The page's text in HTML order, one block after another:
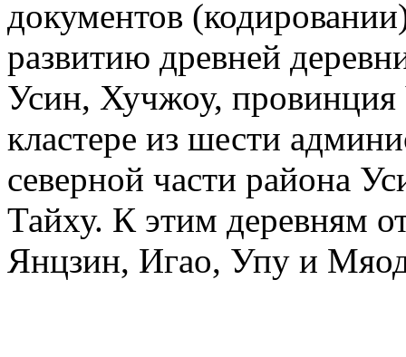
документов
развитию древней
Усин, Хучжоу,
кластере из шести
северной части района
Тайху. К этим деревням
Янцзин, Игао, Упу и